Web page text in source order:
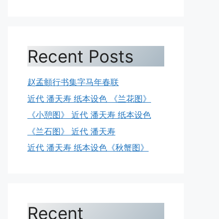
Recent Posts
赵孟頫行书集字马年春联
近代 潘天寿 纸本设色 《兰花图》
《小憩图》 近代 潘天寿 纸本设色
《兰石图》 近代 潘天寿
近代 潘天寿 纸本设色《秋蟹图》
Recent